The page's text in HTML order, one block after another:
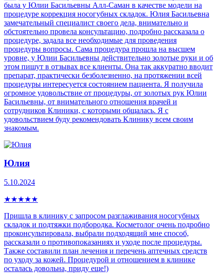
была у Юлии Басильевны Алл-Саман в качестве модели на
процедуре коррекция носогубных складок. Юлия Басильевна
замечательный специалист своего дела, внимательно и
обстоятельно провела консультацию, подробно рассказала о
процедуре, задала все необходимые для проведения
процедуры вопросы. Сама процедура прошла на высшем
уровне, у Юлии Басильевны действительно золотые руки и об
этом пишут в отзывах все клиенты. Она так аккуратно вводит
препарат, практически безболезненно, на протяжении всей
процедуры интересуется состоянием пациента. Я получила
огромное удовольствие от процедуры, от золотых рук Юлии
Басильевны, от внимательного отношения врачей и
сотрудников Клиники, с которыми общалась. Я с
удовольствием буду рекомендовать Клинику всем своим
знакомым.
Юлия
5.10.2024
★★★★★
Пришла в клинику с запросом разглаживания носогубных
складок и подтяжки подбородка. Косметолог очень подробно
проконсультировала, выбрали подходящий мне способ,
рассказали о противопоказаниях и уходе после процедуры.
Также составили план лечения и перечень аптечных средств
по уходу за кожей. Процедурой и отношением в клинике
осталась довольна, приду еще!)